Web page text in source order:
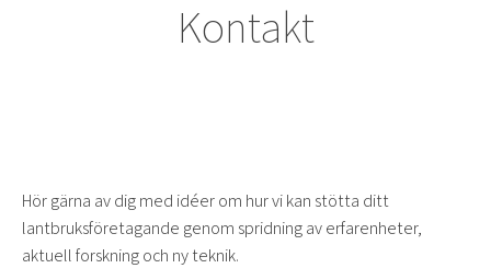
Kontakt
Hör gärna av dig med idéer om hur vi kan stötta ditt
lantbruksföretagande genom spridning av erfarenheter,
aktuell forskning och ny teknik.